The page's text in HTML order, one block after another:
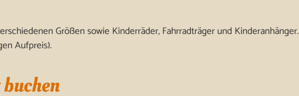
Größen sowie Kinderräder, Fahrradträger und Kinderanhänger.
Aufpreis).